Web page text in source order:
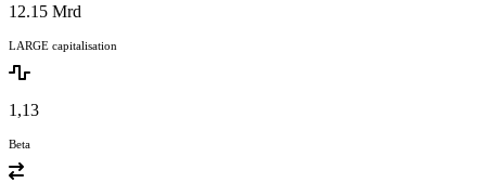
12.15 Mrd
LARGE capitalisation
1,13
Beta